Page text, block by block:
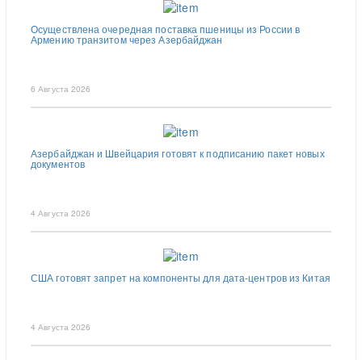
Осуществлена очередная поставка пшеницы из России в
Армению транзитом через Азербайджан
6 Августа 2026
Азербайджан и Швейцария готовят к подписанию пакет новых
документов
4 Августа 2026
США готовят запрет на компоненты для дата-центров из Китая
4 Августа 2026